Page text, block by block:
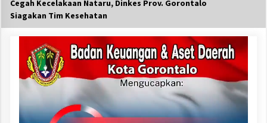
Cegah Kecelakaan Nataru, Dinkes Prov. Gorontalo
Siagakan Tim Kesehatan